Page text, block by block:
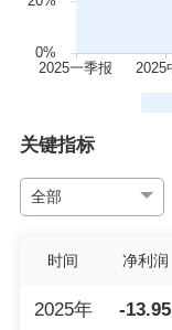
关键指标
全部
时间 净利润
2025年 -13.95